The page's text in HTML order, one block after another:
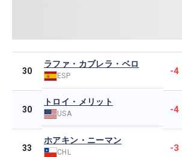
30
ラファ・カブレラ・ベロ
ESP -4
30
トロイ・メリット
USA -4
33
ホアキン・ニーマン
CHL -3